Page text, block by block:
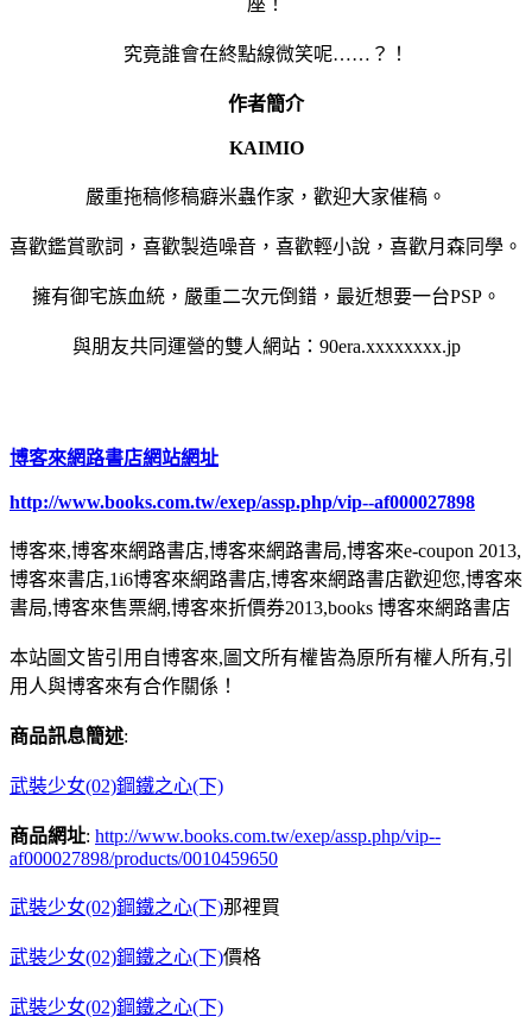
究竟誰會在終點線微笑呢……？！
作者簡介
KAIMIO
嚴重拖稿修稿癖米蟲作家，歡迎大家催稿。
喜歡鑑賞歌詞，喜歡製造噪音，喜歡輕小說，喜歡月森同學。
擁有御宅族血統，嚴重二次元倒錯，最近想要一台PSP。
與朋友共同運營的雙人網站：90era.xxxxxxxx.jp
博客來網路書店網站網址
http://www.books.com.tw/exep/assp.php/vip--af000027898
博客來,博客來網路書店,博客來網路書局,博客來e-coupon 2013,
博客來書店,1i6博客來網路書店,博客來網路書店歡迎您,博客來
書局,博客來售票網,博客來折價券2013,books 博客來網路書店
本站圖文皆引用自博客來,圖文所有權皆為原所有權人所有,引
用人與博客來有合作關係！
商品訊息簡述:
武裝少女(02)鋼鐵之心(下)
商品網址: http://www.books.com.tw/exep/assp.php/vip--
af000027898/products/0010459650
武裝少女(02)鋼鐵之心(下)那裡買
武裝少女(02)鋼鐵之心(下)價格
武裝少女(02)鋼鐵之心(下)